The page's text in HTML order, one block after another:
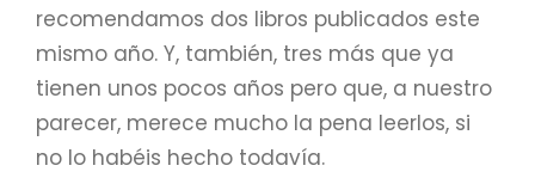
recomendamos dos libros publicados este
mismo año. Y, también, tres más que ya
tienen unos pocos años pero que, a nuestro
parecer, merece mucho la pena leerlos, si
no lo habéis hecho todavía.